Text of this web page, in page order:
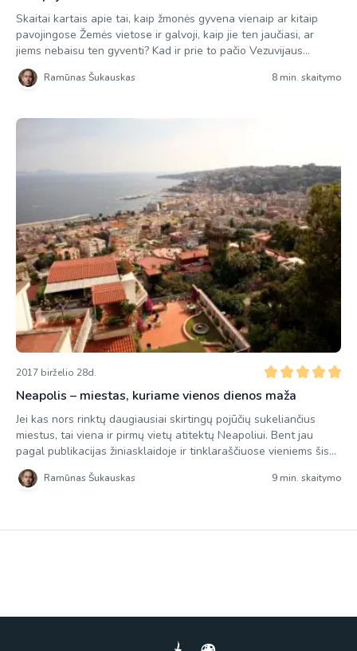
Skaitai kartais apie tai, kaip žmonės gyvena vienaip ar kitaip
pavojingose Žemės vietose ir galvoji, kaip jie ten jaučiasi, ar
jiems nebaisu ten gyventi? Kad ir prie to pačio Vezuvijaus
ugnikalnio, kuris beveik prieš 2000 metų po lava ir pelenais
palaidojo ištisas gyvenvietes, bet tarsi pamiršę senas nelaimes
Ramūnas Šukauskas 8 min. skaitymo
2017 birželio 28d.
Neapolis – miestas, kuriame vienos dienos maža
Jei kas nors rinktų daugiausiai skirtingų pojūčių sukeliančius
miestus, tai viena ir pirmų vietų atitektų Neapoliui. Bent jau
pagal publikacijas žiniasklaidoje ir tinklaraščiuose vieniems šis
miestas purvinas, pavojingas ir nedraugiškas turistams, kiti gi šį
miestą įsimyli ir vertina labiau nei turistų prikimštą Paryžių,
Ramūnas Šukauskas 9 min. skaitymo